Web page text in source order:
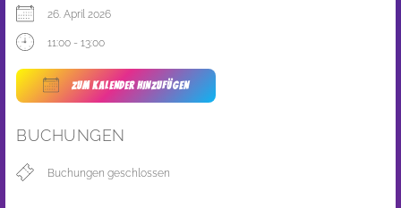
26. April 2026
11:00 - 13:00
ZUM KALENDER HINZUFÜGEN
BUCHUNGEN
Buchungen geschlossen